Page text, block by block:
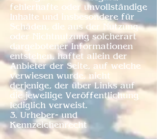
fehlerhafte oder unvollständige
Inhalte und insbesondere für
Schäden, die aus der Nutzung
oder Nichtnutzung solcherart
dargebotener Informationen
entstehen, haftet allein der
Anbieter der Seite, auf welche
verwiesen wurde, nicht
derjenige, der über Links auf
die jeweilige Veröffentlichung
lediglich verweist.
3. Urheber- und
Kennzeichenrecht